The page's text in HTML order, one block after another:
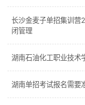
长沙金麦子单招集训
闭管理
湖南石油化工职业技
湖南单招考试报名需要